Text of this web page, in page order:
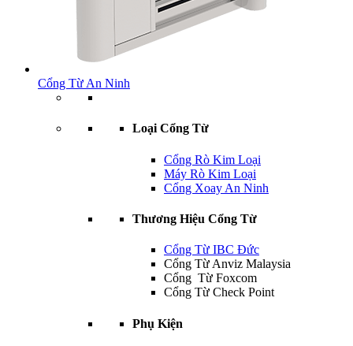
Cổng Từ An Ninh
Loại Cổng Từ
Cổng Rò Kim Loại
Máy Rò Kim Loại
Cổng Xoay An Ninh
Thương Hiệu Cổng Từ
Cổng Từ IBC Đức
Cổng Từ Anviz Malaysia
Cổng Từ Foxcom
Cổng Từ Check Point
Phụ Kiện